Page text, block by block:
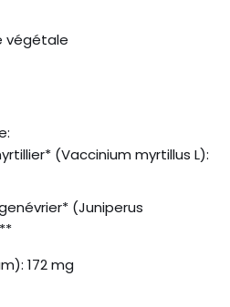
végétale
(Vaccinium myrtillus L):
(Juniperus
172 mg